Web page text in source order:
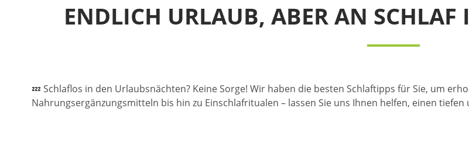
ENDLICH URLAUB, ABER AN
💤 Schlaflos in den Urlaubsnächten? Keine Sorge! Wir haben die besten Schlaftipps für Sie, um
Nahrungsergänzungsmitteln bis hin zu Einschlafritualen – lassen Sie uns Ihnen helfen, einen